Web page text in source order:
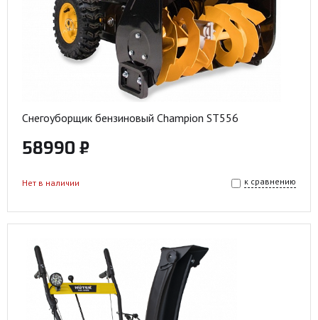
Снегоуборщик бензиновый Champion ST556
58990 ₽
к сравнению
Нет в наличии